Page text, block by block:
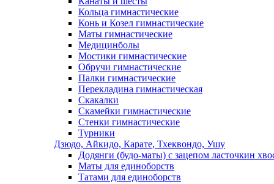
Кольца гимнастические
Конь и Козел гимнастические
Маты гимнастические
Медицинболы
Мостики гимнастические
Обручи гимнастические
Палки гимнастические
Перекладина гимнастическая
Скакалки
Скамейки гимнастические
Стенки гимнастические
Турники
Дзюдо, Айкидо, Карате, Тхеквондо, Ушу
Додянги (будо-маты) с зацепом ласточкин
Маты для единоборств
Татами для единоборств